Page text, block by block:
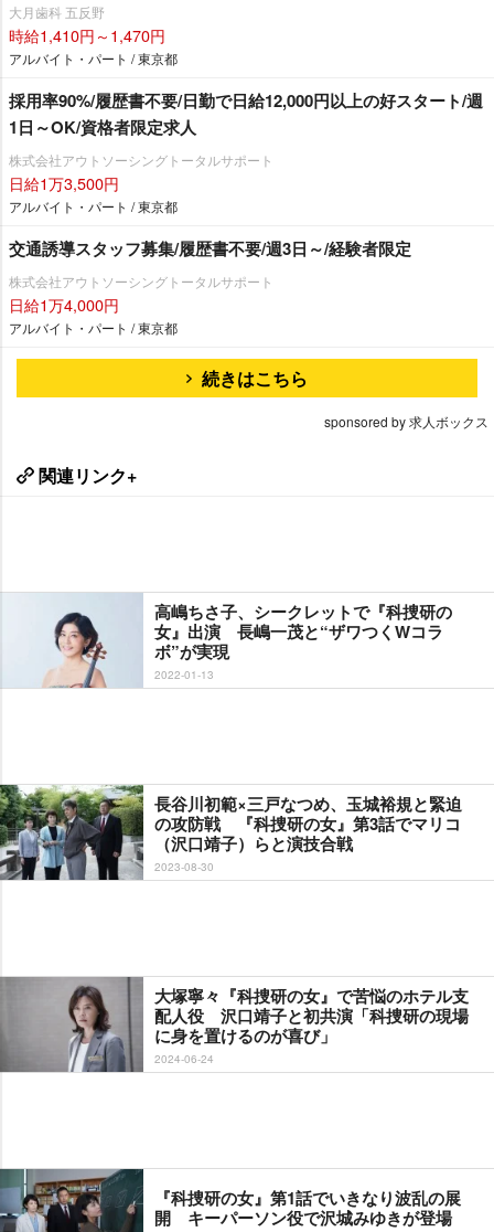
大月歯科 五反野
時給1,410円～1,470円
アルバイト・パート / 東京都
採用率90%/履歴書不要/日勤で日給12,000円以上の好スタート/週
1日～OK/資格者限定求人
株式会社アウトソーシングトータルサポート
日給1万3,500円
アルバイト・パート / 東京都
交通誘導スタッフ募集/履歴書不要/週3日～/経験者限定
株式会社アウトソーシングトータルサポート
日給1万4,000円
アルバイト・パート / 東京都
続きはこちら
sponsored by 求人ボックス
関連リンク+
高嶋ちさ子、シークレットで『科捜研の
女』出演 長嶋一茂と“ザワつくWコラ
ボ”が実現
2022-01-13
長谷川初範×三戸なつめ、玉城裕規と緊迫
の攻防戦 『科捜研の女』第3話でマリコ
（沢口靖子）らと演技合戦
2023-08-30
大塚寧々『科捜研の女』で苦悩のホテル支
配人役 沢口靖子と初共演「科捜研の現場
に身を置けるのが喜び」
2024-06-24
『科捜研の女』第1話でいきなり波乱の展
開 キーパーソン役で沢城みゆきが登場